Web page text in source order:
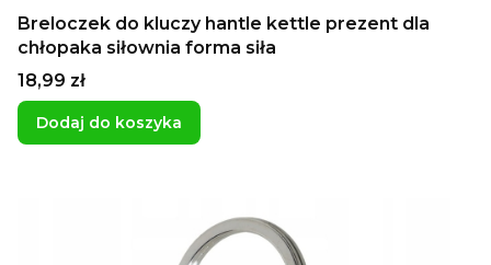
Breloczek do kluczy hantle kettle prezent dla
chłopaka siłownia forma siła
Cena
18,99 zł
Dodaj do koszyka